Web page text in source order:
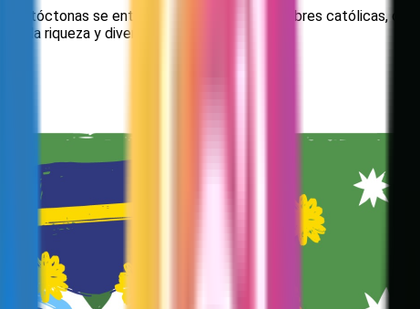
autóctonas se entrelazaron con las costumbres católicas,
la riqueza y diversidad de la festividad.